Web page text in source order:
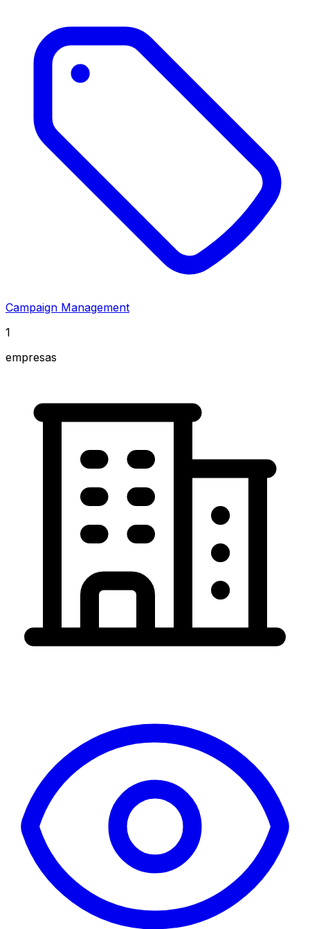
Campaign Management
1
empresas